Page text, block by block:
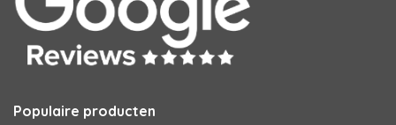
Populaire producten